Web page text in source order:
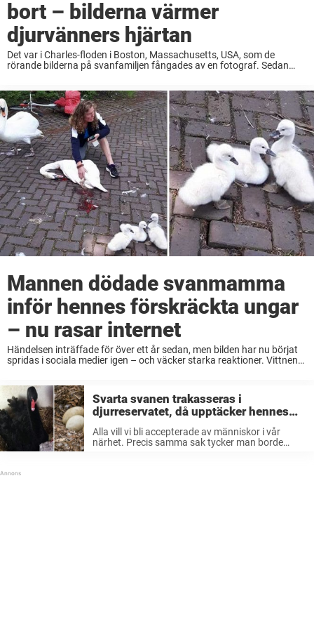
bort – bilderna värmer
djurvänners hjärtan
Det var i Charles-floden i Boston, Massachusetts, USA, som de
rörande bilderna på svanfamiljen fångades av en fotograf. Sedan
Mannen dödade svanmamma
inför hennes förskräckta ungar
– nu rasar internet
Händelsen inträffade för över ett år sedan, men bilden har nu börjat
spridas i sociala medier igen – och väcker starka reaktioner. Vittnen
Svarta svanen trakasseras i
djurreservatet, då upptäcker hennes
räddare 6 mystiska ägg
Alla vill vi bli accepterade av människor i vår
närhet. Precis samma sak tycker man borde